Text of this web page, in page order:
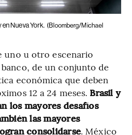
Nueva York. (Bloomberg/Michael
uno u otro escenario
de un conjunto de
económica que deben
12 a 24 meses. Brasil y
los mayores desafíos
las mayores
consolidarse. México